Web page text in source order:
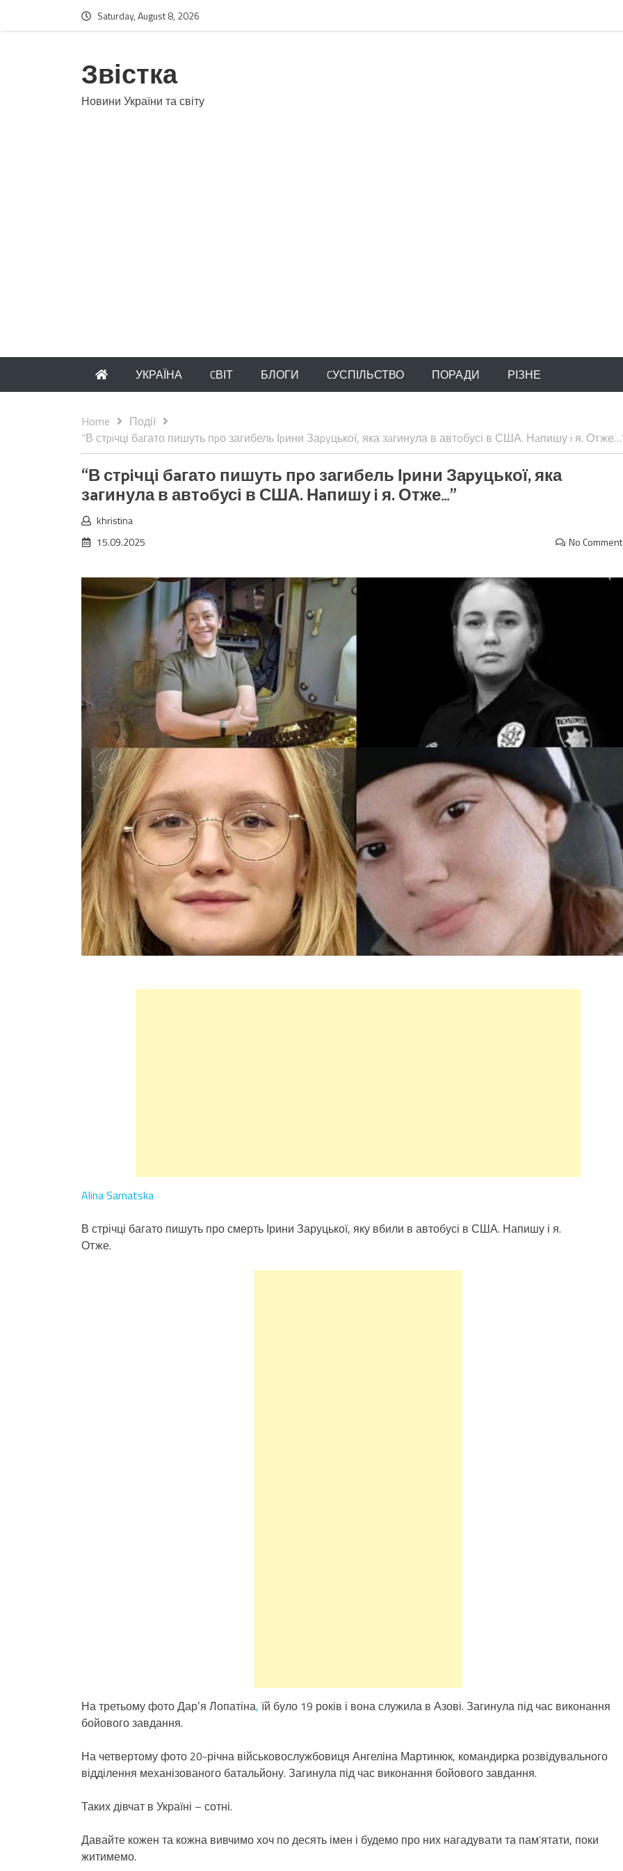
Saturday, August 8, 2026
Звістка
Новини України та світу
УКРАЇНА CВІТ БЛОГИ CУСПІЛЬСТВО ПОРАДИ РІЗНЕ
Home
Події
“В стpiчці бaгато пишуть пpо загибель Іpини Заpyцької, яка зaгинула в автoбусі в США. Нaпишу i я.
“В стpiчці бaгато пишуть пpо загибель Іpини Заpyцької, яка
зaгинула в автoбусі в США. Нaпишу i я. Отже…”
khristina
15.09.2025
No
Alina Sarnatska
В стрічці багато пишуть про смерть Ірини Заруцької, яку вбили в автобусі в США. Напишу і я.
Отже.
На третьому фото Дарʼя Лопатіна, їй було 19 років і вона служила в Азові. Загинула під час виконання
бойового завдання.
На четвертому фото 20-річна військовослужбовиця Ангеліна Мартинюк, командирка розвідувального
відділення механізованого батальйону. Загинула під час виконання бойового завдання.
Таких дівчат в Україні – сотні.
Давайте кожен та кожна вивчимо хоч по десять імен і будемо про них нагадувати та пам’ятати, поки
житимемо.